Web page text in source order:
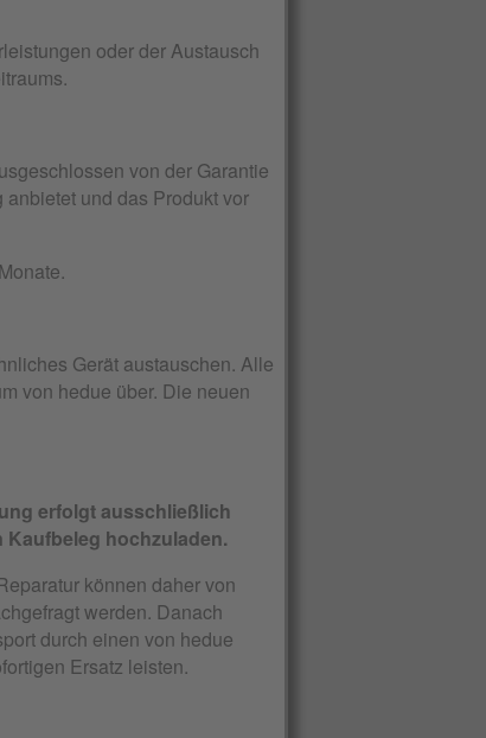
oder der Austausch
von der Garantie
und das Produkt vor
Gerät austauschen. Alle
von hedue über. Die neuen
erfolgt ausschließlich
hochzuladen.
können daher von
werden. Danach
durch einen von hedue
Ersatz leisten.